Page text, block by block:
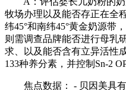
牧场办理以及能否存正在全
纬45°和南纬45°黄金奶源带
则需调查品牌能否进行母乳
求、以及能否含有立异活性
133种养分素，并控制Sn-2
焦点数据： - 贝因美具有